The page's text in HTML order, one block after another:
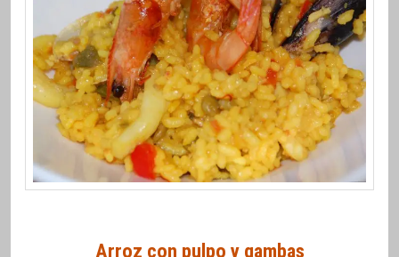
Arroz con pulpo y gambas